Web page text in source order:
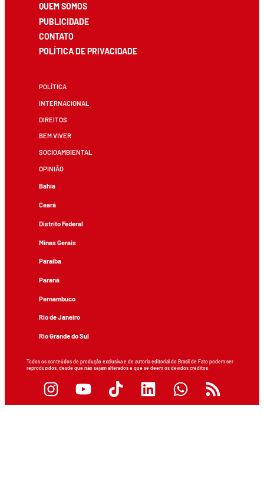
QUEM SOMOS
PUBLICIDADE
CONTATO
POLÍTICA DE PRIVACIDADE
POLÍTICA
INTERNACIONAL
DIREITOS
BEM VIVER
SOCIOAMBIENTAL
OPINIÃO
Bahia
Ceará
Distrito Federal
Minas Gerais
Paraíba
Paraná
Pernambuco
Rio de Janeiro
Rio Grande do Sul
Todos os conteúdos de produção exclusiva e de autoria editorial do Brasil de Fato podem ser
reproduzidos, desde que não sejam alterados e que se deem os devidos créditos.